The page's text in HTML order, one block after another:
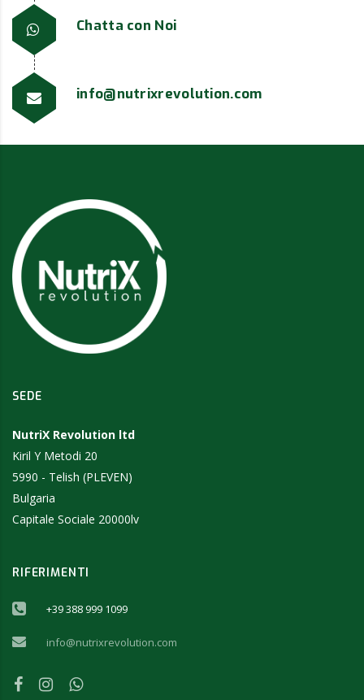
Chatta con Noi
info@nutrixrevolution.com
SEDE
NutriX Revolution ltd
Kiril Y Metodi 20
5990 - Telish (PLEVEN)
Bulgaria
Capitale Sociale 20000lv
RIFERIMENTI
+39 388 999 1099
info@nutrixrevolution.com